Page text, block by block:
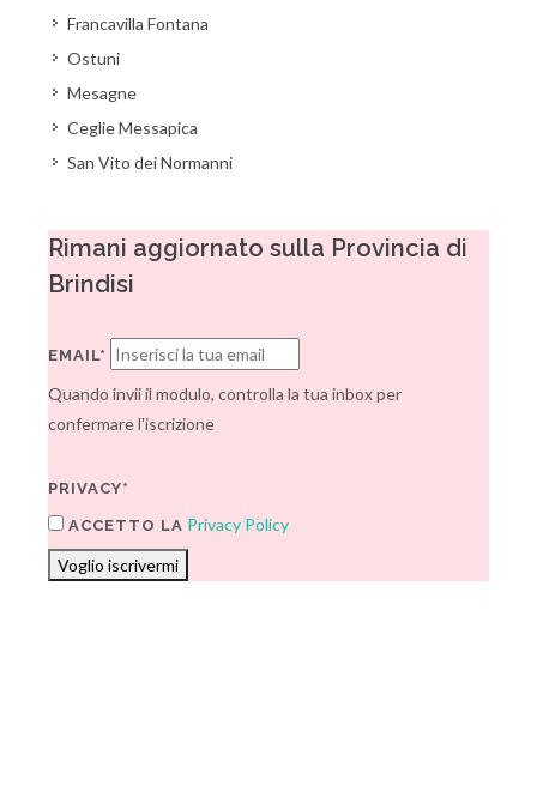
Francavilla Fontana
Ostuni
Mesagne
Ceglie Messapica
San Vito dei Normanni
Rimani aggiornato sulla Provincia di
Brindisi
EMAIL*
Quando invii il modulo, controlla la tua inbox per
confermare l'iscrizione
PRIVACY*
ACCETTO LA Privacy Policy
Voglio iscrivermi